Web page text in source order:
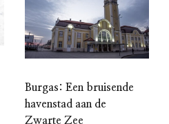
Burgas: Een bruisende
havenstad aan de
Zwarte Zee